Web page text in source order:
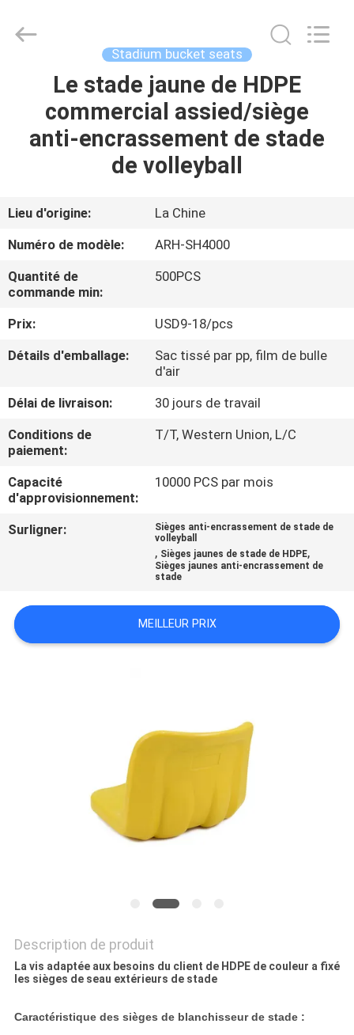
MAISON
PRODUITS
SUJET
DE
NOUS
VISITE
D'USINE
CONTRÔLE
QUALITÉ
CONTACTEZ-
NOUS
DEMANDEZ
UNE
Chongqing
Aireach
Stadium bucket seats
Le stade jaune de HDPE
commercial assied/siège
anti-encrassement de stade
de volleyball
Lieu d'origine:
La Chine
Numéro de modèle:
ARH-SH4000
Quantité de
commande min:
500PCS
Prix:
USD9-18/pcs
Détails d'emballage:
Sac tissé par pp, film de bulle
d'air
Délai de livraison:
30 jours de travail
Conditions de
paiement:
T/T, Western Union, L/C
Capacité
d'approvisionnement:
10000 PCS par mois
Surligner:
Sièges anti-encrassement de stade de
volleyball
, Sièges jaunes de stade de HDPE,
Sièges jaunes anti-encrassement de
stade
MEILLEUR PRIX
Description de produit
La vis adaptée aux besoins du client de HDPE de couleur a fixé
les sièges de seau extérieurs de stade
Caractéristique des sièges de blanchisseur de stade :